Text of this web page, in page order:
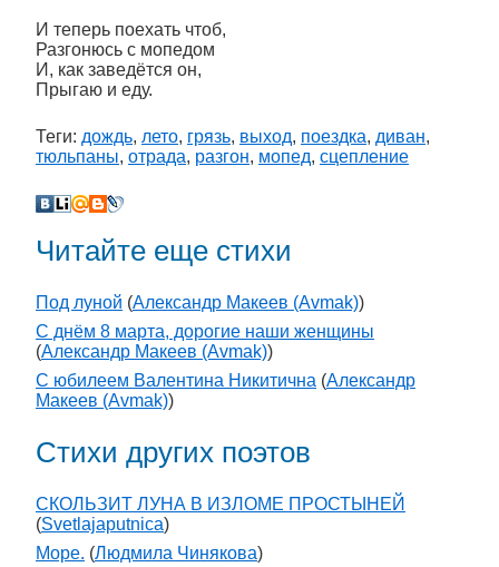
И теперь поехать чтоб,
Разгонюсь с мопедом
И, как заведётся он,
Прыгаю и еду.
Теги: дождь, лето, грязь, выход, поездка, диван,
тюльпаны, отрада, разгон, мопед, сцепление
Читайте еще стихи
Под луной (Александр Макеев (Avmak))
С днём 8 марта, дорогие наши женщины
(Александр Макеев (Avmak))
С юбилеем Валентина Никитична (Александр
Макеев (Avmak))
Стихи других поэтов
СКОЛЬЗИТ ЛУНА В ИЗЛОМЕ ПРОСТЫНЕЙ
(Svetlajaputnica)
Море. (Людмила Чинякова)